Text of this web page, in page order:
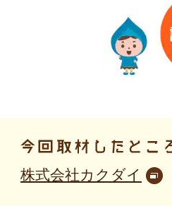
株式会社カクダイ